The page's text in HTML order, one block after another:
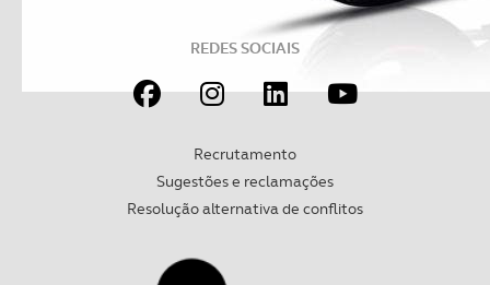
REDES SOCIAIS
Recrutamento
Sugestões e reclamações
Resolução alternativa de conflitos